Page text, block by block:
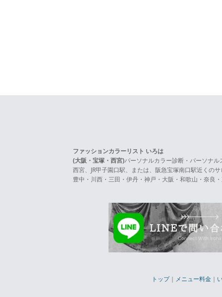
ファッションカラーリスト いろは
(大阪・宝塚・西宮)パーソナルカラー診断・パーソナル
西宮、JR甲子園口駅、または、阪急宝塚南口駅近くの
豊中・川西・三田・伊丹・神戸・大阪・和歌山・奈良
トップ｜ メニュー料金 ｜